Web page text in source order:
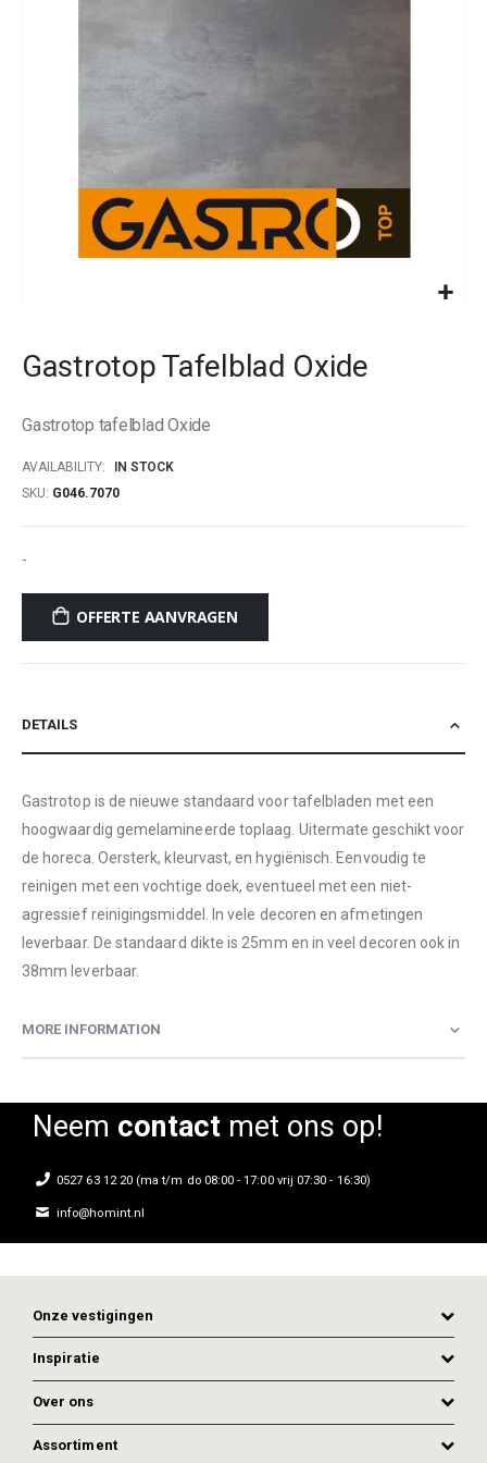
the
the
gallery
Gastrotop Tafelblad Oxide
Gastrotop tafelblad Oxide
AVAILABILITY:
IN STOCK
SKU G046.7070
-
OFFERTE AANVRAGEN
DETAILS
Gastrotop is de nieuwe standaard voor tafelbladen met een
hoogwaardig gemelamineerde toplaag. Uitermate geschikt voor
de horeca. Oersterk, kleurvast, en hygiënisch. Eenvoudig te
reinigen met een vochtige doek, eventueel met een niet-
agressief reinigingsmiddel. In vele decoren en afmetingen
leverbaar. De standaard dikte is 25mm en in veel decoren ook in
38mm leverbaar.
MORE INFORMATION
Neem contactmet ons op!
0527 63 12 20 (ma t/m do 08:00 - 17:00 vrij 07:30 - 16:30)
info@homint.nl
Onze vestigingen
Inspiratie
Over ons
Assortiment